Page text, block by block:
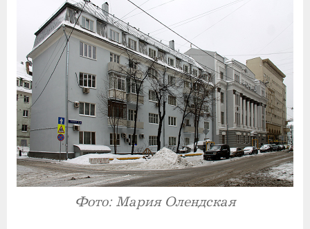
Фото: Мария Олендская